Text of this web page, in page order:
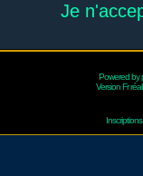
Je
Powered by
Version Fr